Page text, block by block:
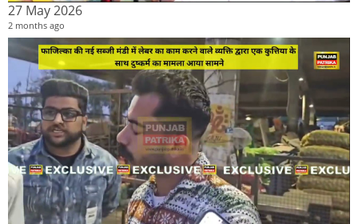
27 May 2026
2 months ago